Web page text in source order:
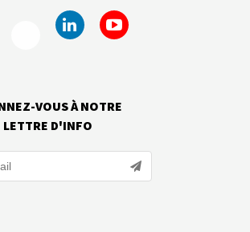
VOUS À NOTRE
LETTRE D'INFO